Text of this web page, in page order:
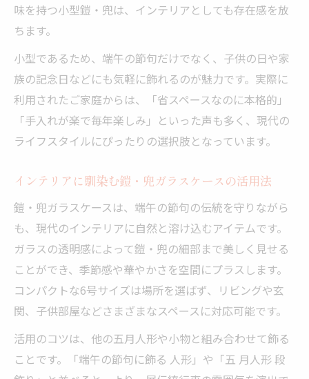
味を持つ小型鎧・兜は、インテリアとしても存在感を放
ちます。
小型であるため、端午の節句だけでなく、子供の日や家
族の記念日などにも気軽に飾れるのが魅力です。実際に
利用されたご家庭からは、「省スペースなのに本格的」
「手入れが楽で毎年楽しみ」といった声も多く、現代の
ライフスタイルにぴったりの選択肢となっています。
インテリアに馴染む鎧・兜ガラスケースの活用法
鎧・兜ガラスケースは、端午の節句の伝統を守りながら
も、現代のインテリアに自然と溶け込むアイテムです。
ガラスの透明感によって鎧・兜の細部まで美しく見せる
ことができ、季節感や華やかさを空間にプラスします。
コンパクトな6号サイズは場所を選ばず、リビングや玄
関、子供部屋などさまざまなスペースに対応可能です。
活用のコツは、他の五月人形や小物と組み合わせて飾る
ことです。「端午の節句に飾る 人形」や「五 月人形 段